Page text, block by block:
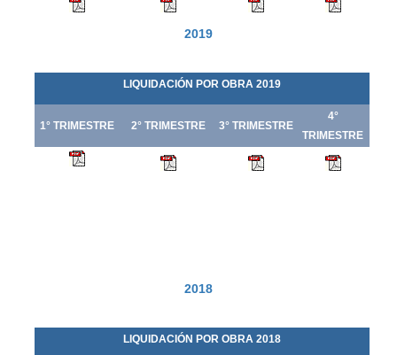
2019
LIQUIDACIÓN POR OBRA 2019
1° TRIMESTRE 2° TRIMESTRE 3° TRIMESTRE
4°
TRIMESTRE
2018
LIQUIDACIÓN POR OBRA 2018